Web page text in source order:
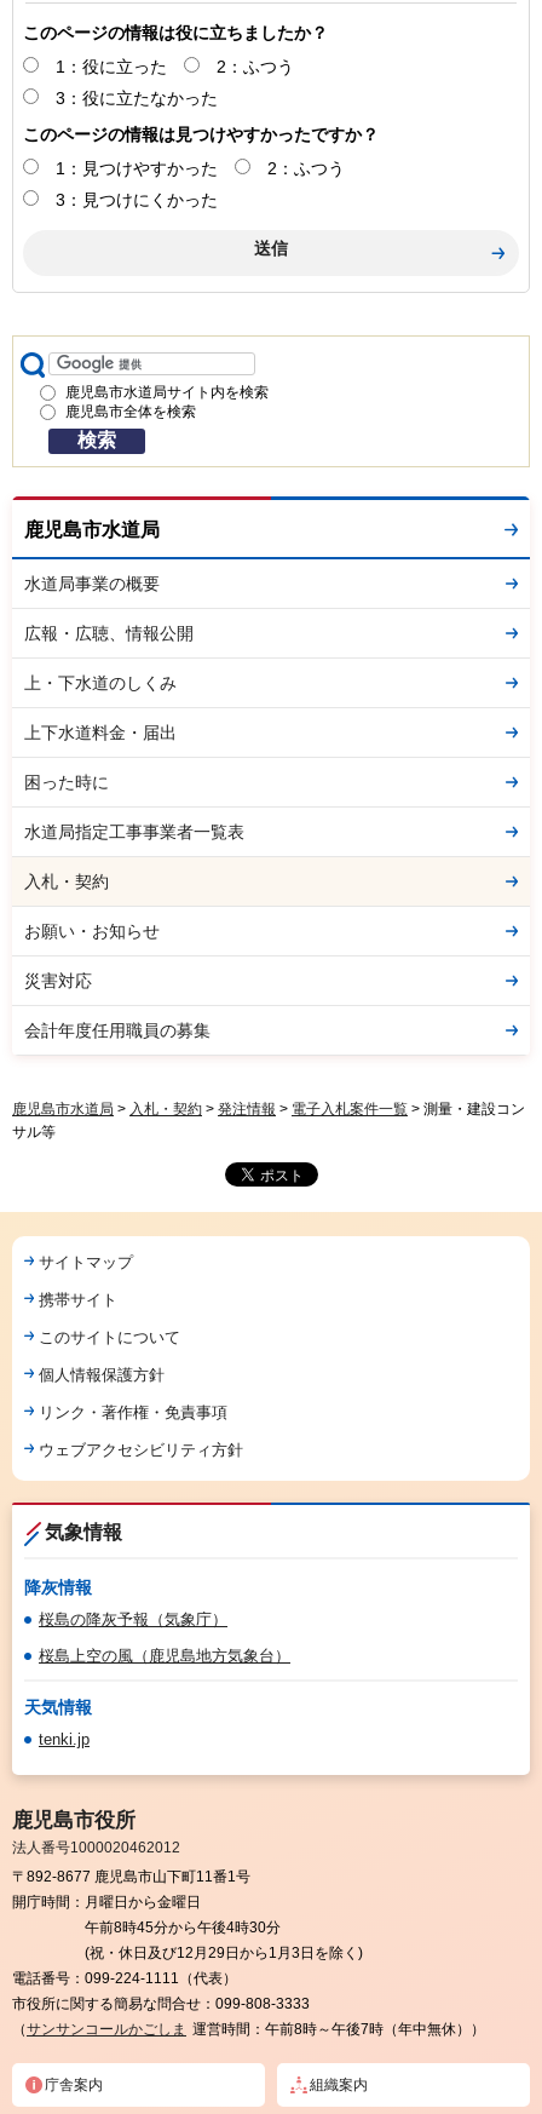
このページの情報は役に立ちましたか？
1：役に立った
2：ふつう
3：役に立たなかった
このページの情報は見つけやすかったですか？
1：見つけやすかった
2：ふつう
3：見つけにくかった
鹿児島市水道局サイト内を検索
鹿児島市全体を検索
鹿児島市水道局
水道局事業の概要
広報・広聴、情報公開
上・下水道のしくみ
上下水道料金・届出
困った時に
水道局指定工事事業者一覧表
入札・契約
お願い・お知らせ
災害対応
会計年度任用職員の募集
鹿児島市水道局 > 入札・契約 > 発注情報 > 電子入札案件一覧 > 測量・建設コン
サル等
サイトマップ
携帯サイト
このサイトについて
個人情報保護方針
リンク・著作権・免責事項
ウェブアクセシビリティ方針
気象情報
降灰情報
桜島の降灰予報（気象庁）
桜島上空の風（鹿児島地方気象台）
天気情報
tenki.jp
鹿児島市役所
法人番号1000020462012
〒892-8677 鹿児島市山下町11番1号
開庁時間： 月曜日から金曜日
午前8時45分から午後4時30分
(祝・休日及び12月29日から1月3日を除く)
電話番号： 099-224-1111（代表）
市役所に関する簡易な問合せ： 099-808-3333
（サンサンコールかごしま 運営時間：午前8時～午後7時（年中無休））
庁舎案内 組織案内